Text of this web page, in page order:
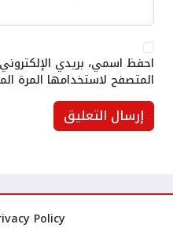
احفظ اسمي، بريدي
المتصفح لاستخدامها المرة
Policy